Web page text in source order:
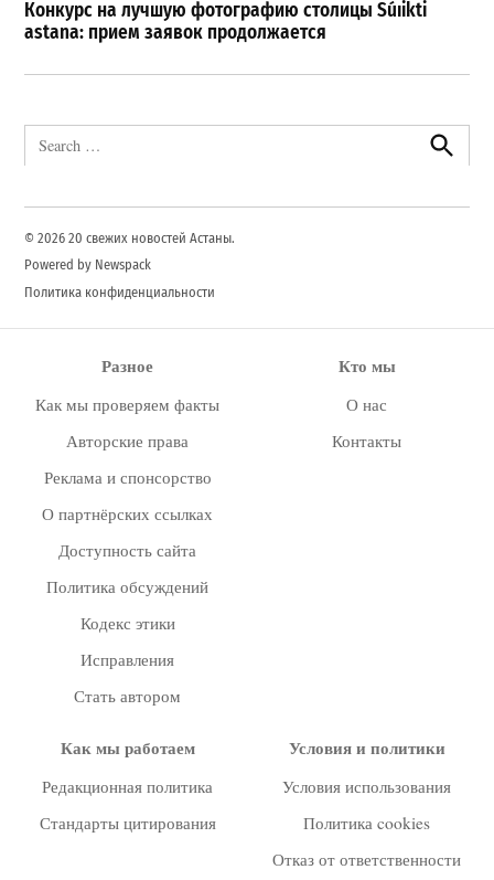
Конкурс на лучшую фотографию столицы Súıikti
аstana: прием заявок продолжается
Search
for:
Search
© 2026 20 свежих новостей Астаны.
Powered by Newspack
Политика конфиденциальности
Разное
Как мы проверяем факты
Авторские права
Реклама и спонсорство
О партнёрских ссылках
Доступность сайта
Политика обсуждений
Кодекс этики
Исправления
Стать автором
Кто мы
О нас
Контакты
Как мы работаем
Редакционная политика
Стандарты цитирования
Условия и политики
Условия использования
Политика cookies
Отказ от ответственности